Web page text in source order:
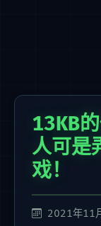
13KB
人可是
戏！
2021年11